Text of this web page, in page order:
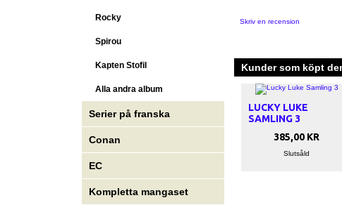
Rocky
Spirou
Kapten Stofil
Alla andra album
Serier på franska
Conan
EC
Kompletta mangaset
Skriv en recension
Kunder som köpt
LUCKY LUKE
SAMLING 3
385,00 KR
Slutsåld